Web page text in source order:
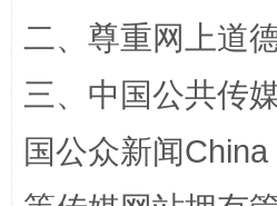
阿坝州三大球赛在茂县开
二、尊重网上道
三、中国公共传
国公众新闻